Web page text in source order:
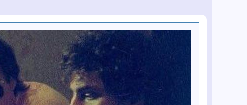
18 gru Premiera filmu o kulisach „Free As A
Bird”
18 gru Paul McCartney odsłania kulisy
„Wonderful Christmastime” w serii
Vevo Footnotes
16 gru
Premiera oficjalnego teledysku do
Me Love (Give Me Peace on Earth)"
16 gru Mark Lewisohn dokonał kolejnego
odkrycia w sprawie Paula
15 gru Paul McCartney wspomina Roba
Reinera